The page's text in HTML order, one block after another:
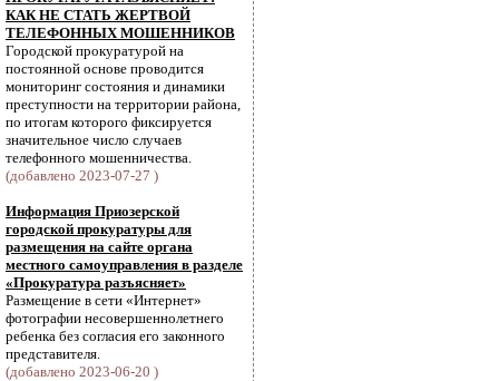
КАК НЕ СТАТЬ ЖЕРТВОЙ
ТЕЛЕФОННЫХ МОШЕННИКОВ
Городской прокуратурой на
постоянной основе проводится
мониторинг состояния и динамики
преступности на территории района,
по итогам которого фиксируется
значительное число случаев
телефонного мошенничества.
(добавлено 2023-07-27 )
Информация Приозерской
городской прокуратуры для
размещения на сайте органа
местного самоуправления в разделе
«Прокуратура разъясняет»
Размещение в сети «Интернет»
фотографии несовершеннолетнего
ребенка без согласия его законного
представителя.
(добавлено 2023-06-20 )